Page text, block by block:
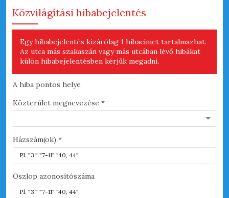
Közvilágítási hibabejelentés
Egy hibabejelentés kizárólag 1 hibacímet tartalmazhat.
Az utca más szakaszán vagy más utcában lévő hibákat
külön hibabejelentésben kérjük megadni.
A hiba pontos helye
Közterület megnevezése *
Házszám(ok) *
Oszlop azonosítószáma